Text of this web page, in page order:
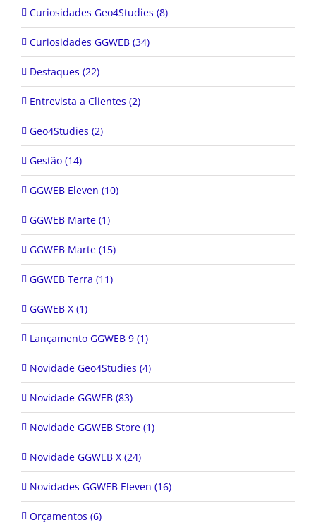
Curiosidades Geo4Studies (8)
Curiosidades GGWEB (34)
Destaques (22)
Entrevista a Clientes (2)
Geo4Studies (2)
Gestão (14)
GGWEB Eleven (10)
GGWEB Marte (1)
GGWEB Marte (15)
GGWEB Terra (11)
GGWEB X (1)
Lançamento GGWEB 9 (1)
Novidade Geo4Studies (4)
Novidade GGWEB (83)
Novidade GGWEB Store (1)
Novidade GGWEB X (24)
Novidades GGWEB Eleven (16)
Orçamentos (6)